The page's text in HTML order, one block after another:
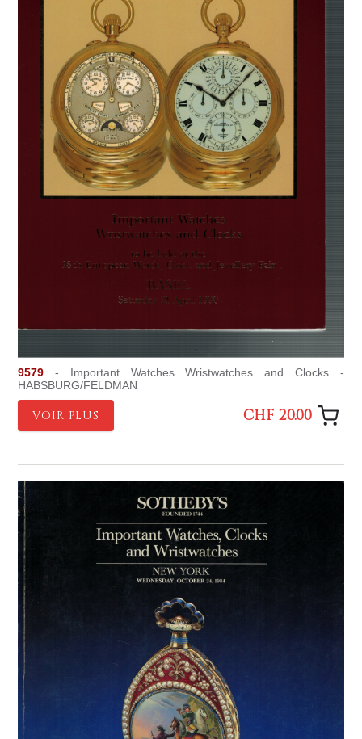
9579 - Important Watches Wristwatches and Clocks -
HABSBURG/FELDMAN
VOIR PLUS CHF 20.00